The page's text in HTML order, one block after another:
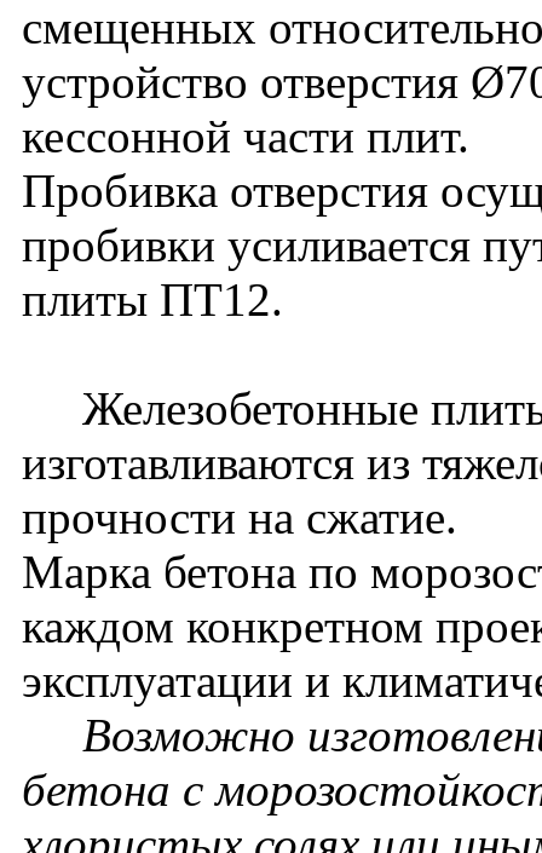
смещенных
устройство отверстия
кессонной части плит.
Пробивка отверстия
пробивки усиливается
плиты ПТ12.
Железобетонные
изготавливаются из
прочности на сжатие.
Марка бетона по
каждом конкретном
эксплуатации и
Возможно
бетона с